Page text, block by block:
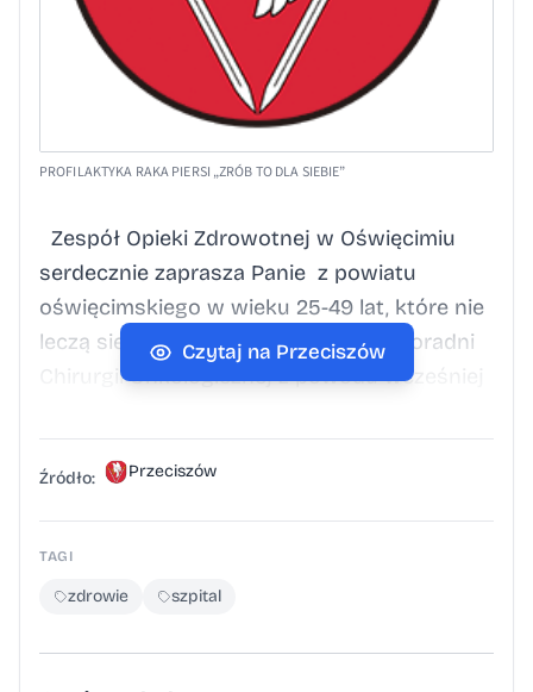
PROFILAKTYKA RAKA PIERSI „ZRÓB TO DLA SIEBIE”
Zespół Opieki Zdrowotnej w Oświęcimiu
serdecznie zaprasza Panie z powiatu
oświęcimskiego w wieku 25-49 lat, które nie
leczą się w Poradni Onkologicznej i Poradni
Chirurgii Onkologicznej z powodu wcześniej
charakterze złośliwym piersi na bezpłatne
badania USG piersi. Badania będą
wykonywane od 15.06.2026r. Rejestracja
telefoniczna rozpoczyna się od 01.06.2026r.
do wyczerpania limitu badań, pod numerem
poniedziałku do piątku lub osobista w
Czytaj na Przeciszów
Źródło: Przeciszów
TAGI
zdrowie szpital